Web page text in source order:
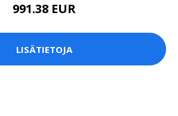
991.38 EUR
LISÄTIETOJA